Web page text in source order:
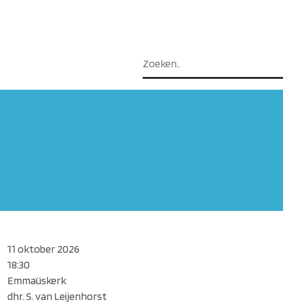
11 oktober 2026
18:30
Emmaüskerk
dhr. S. van Leijenhorst